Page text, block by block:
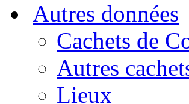
Autres données
Cachets de
Autres
Lieux